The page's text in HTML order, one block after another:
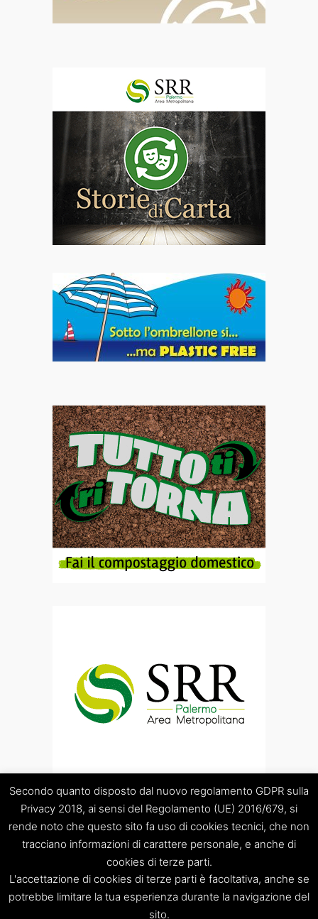
“Società Regolamentazione del servizio di gestione Rifiuti
“Palermo Area Metropolitana” S.C.p.A.
Sede legale: Palermo – Piazza Pretoria 1 – Sede amministrativa:
Palermo – Via Resuttana 360 – Capitale sociale: Euro
Secondo quanto disposto dal nuovo regolamento GDPR sulla
Privacy 2018, ai sensi del Regolamento (UE) 2016/679, si
rende noto che questo sito fa uso di cookies tecnici, che non
tracciano informazioni di carattere personale, e anche di
cookies di terze parti.
L'accettazione di cookies di terze parti è facoltativa, anche se
potrebbe limitare la tua esperienza durante la navigazione del
sito.